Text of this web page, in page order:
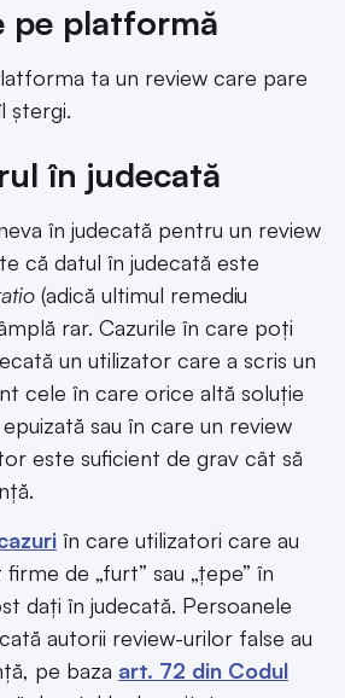
pe platformă
ta un review care pare
ștergi.
în judecată
în judecată pentru un review
că datul în judecată este
(adică ultimul remediu
rar. Cazurile în care poți
un utilizator care a scris un
cele în care orice altă soluție
sau în care un review
este suficient de grav cât să
în care utilizatori care au
de „furt” sau „țepe” în
dați în judecată. Persoanele
autorii review-urilor false au
pe baza art. 72 din Codul